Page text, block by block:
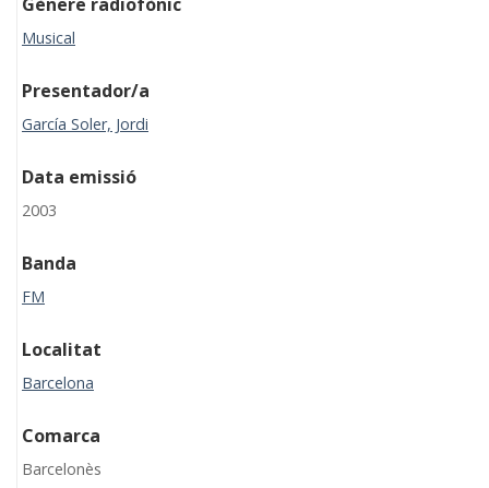
Musical
Presentador/a
García Soler, Jordi
Data emissió
2003
Banda
FM
Localitat
Barcelona
Comarca
Barcelonès